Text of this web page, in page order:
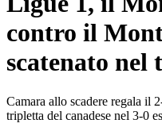
contro il
scatenato
Camara allo scadere regala il
tripletta del canadese nel 3-0